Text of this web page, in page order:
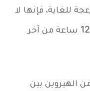
للغاية، فإنها لا
تهدد الحياة، وتبدأ عادة بعد حوالي 12 ساعة من آخر
الهيروين بين